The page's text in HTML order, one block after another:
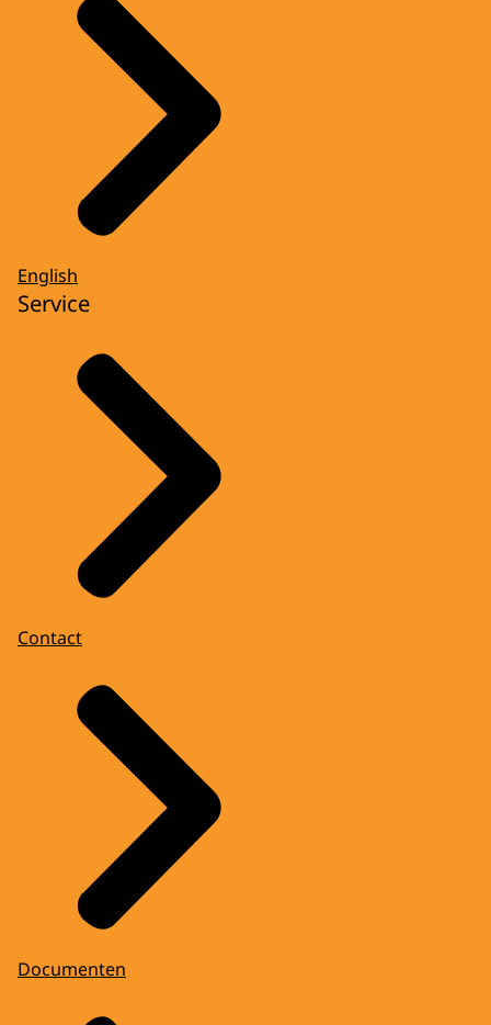
English
Service
Contact
Documenten